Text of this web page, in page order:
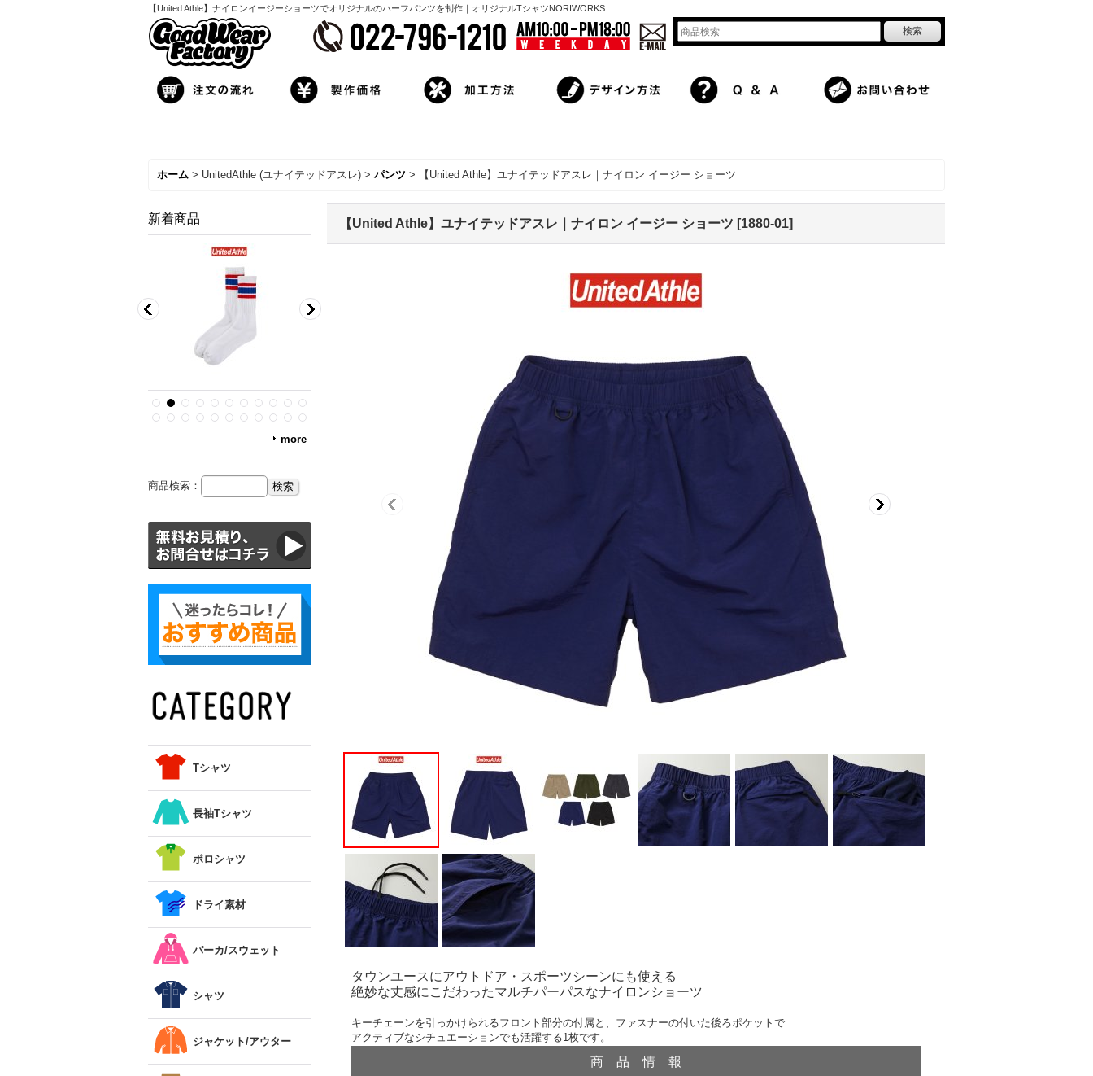
【United Athle】ナイロンイージーショーツでオリジナルのハーフパンツを制作｜オリジナルTシャツNORIWORKS
ホーム > UnitedAthle (ユナイテッドアスレ) > パンツ > 【United Athle】ユナイテッドアスレ｜ナイロン イージー ショーツ
新着商品
more
商品検索：
Tシャツ
長袖Tシャツ
ポロシャツ
ドライ素材
パーカ/スウェット
シャツ
ジャケット/アウター
【United Athle】ユナイテッドアスレ｜ナイロン イージー ショーツ [1880-01]
タウンユースにアウトドア・スポーツシーンにも使える
絶妙な丈感にこだわったマルチパーパスなナイロンショーツ
キーチェーンを引っかけられるフロント部分の付属と、ファスナーの付いた後ろポケットで
アクティブなシチュエーションでも活躍する1枚です。
商 品 情 報